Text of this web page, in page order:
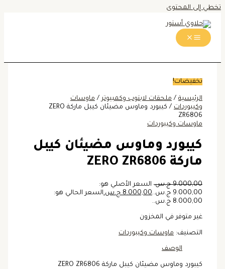
تخطي إلى المحتوى
تخفيضات!
الرئيسية /ملحقات لابتوب وكمبيوتر/ماوسات
وكيبوردات
/ كيبورد وماوس مضيئان كيبل ماركة ZERO
ZR6806
ماوسات وكيبوردات
كيبورد وماوس مضيئان كيبل
ماركة ZERO ZR6806
9.000,00 ج.س. السعر الأصلي هو:
9.000,00 ج.س..
8.000,00 ج.س.السعر الحالي هو:
8.000,00 ج.س..
غير متوفر في المخزون
التصنيف: ماوسات وكيبوردات
الوصف
كيبورد وماوس مضيئان كيبل ماركة ZERO ZR6806